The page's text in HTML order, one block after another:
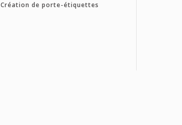
Création de porte-étiquettes